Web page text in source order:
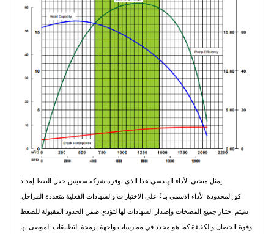
يمثل منحنى الأداء الهندسي هذا الذي توفره شركة سفيس حقل النفط إمداد
كو.,المحدودة الأداء الاسمي بناءً على الاختبارات والشهادات الفعلية متعددة المراحل.
سيتم اختبار جميع المضخات وإصدار الشهادات لها لتؤدي ضمن الحدود المقبولة للضغط
وقوة الحصان والكفاءة كما هو محدد في ممارسات واجهة برمجة التطبيقات الموصى بها